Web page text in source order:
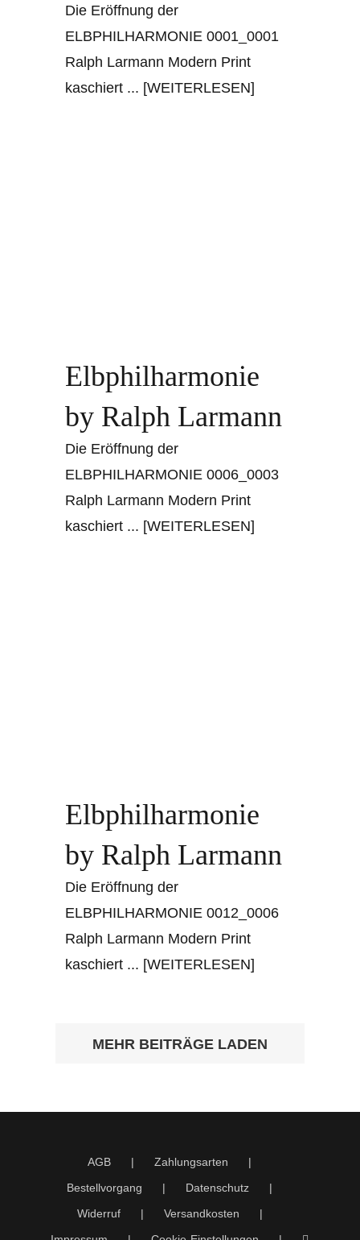
Die Eröffnung der
ELBPHILHARMONIE 0001_0001
Ralph Larmann Modern Print
kaschiert ... [WEITERLESEN]
Elbphilharmonie
by Ralph Larmann
Die Eröffnung der
ELBPHILHARMONIE 0006_0003
Ralph Larmann Modern Print
kaschiert ... [WEITERLESEN]
Elbphilharmonie
by Ralph Larmann
Die Eröffnung der
ELBPHILHARMONIE 0012_0006
Ralph Larmann Modern Print
kaschiert ... [WEITERLESEN]
MEHR BEITRÄGE LADEN
AGB
Zahlungsarten
Bestellvorgang
Datenschutz
Widerruf
Versandkosten